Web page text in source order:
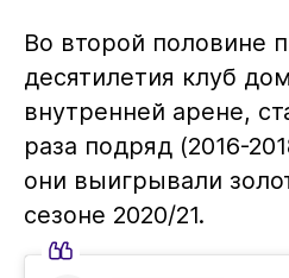
Во второй половине
десятилетия клуб
внутренней арене,
раза подряд (2016-
они выигрывали
сезоне 2020/21.